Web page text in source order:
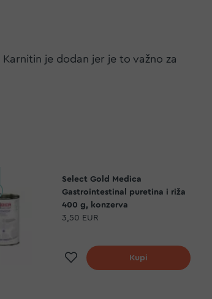
je dodan jer je to važno za
Select Gold Medica
Gastrointestinal puretina i riža
400 g, konzerva
3,50 EUR
Dodaj na listu želja
Kupi